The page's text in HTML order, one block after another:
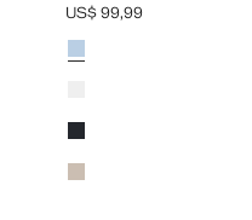
Precio actual [US$ 99,99 ]
US$ 99,99
Colores
Azul celeste
Azul marino
Arena